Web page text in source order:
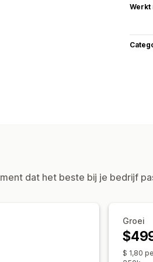
Werkt
dat het beste bij je bedrijf
Groei
$ 1,80